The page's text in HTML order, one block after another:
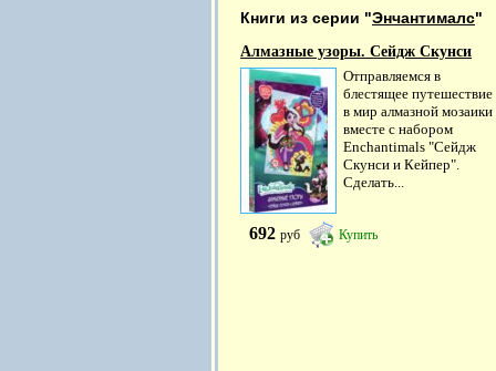
Книги из серии "Энчантималс"
Алмазные узоры. Сейдж Скунси
Отправляемся в
блестящее путешествие
в мир алмазной мозаики
вместе с набором
Enchantimals "Сейдж
Скунси и Кейпер".
Сделать...
692 руб Купить